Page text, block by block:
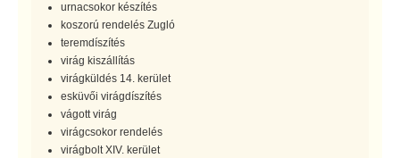
urnacsokor készítés
koszorú rendelés Zugló
teremdíszítés
virág kiszállítás
virágküldés 14. kerület
esküvői virágdíszítés
vágott virág
virágcsokor rendelés
virágbolt XIV. kerület